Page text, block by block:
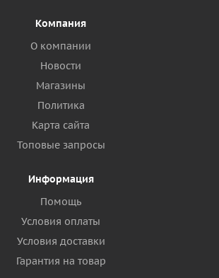
Компания
О компании
Новости
Магазины
Политика
Карта сайта
Топовые запросы
Информация
Помощь
Условия оплаты
Условия доставки
Гарантия на товар